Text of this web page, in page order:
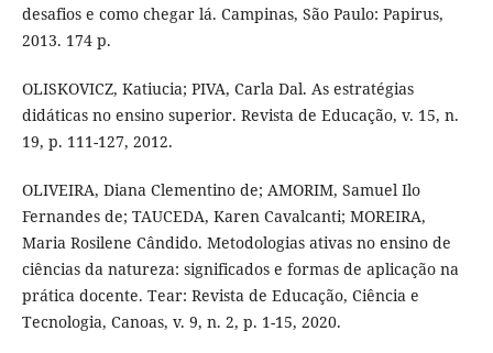
desafios e como chegar lá. Campinas, São Paulo: Papirus,
2013. 174 p.
OLISKOVICZ, Katiucia; PIVA, Carla Dal. As estratégias
didáticas no ensino superior. Revista de Educação, v. 15, n.
19, p. 111-127, 2012.
OLIVEIRA, Diana Clementino de; AMORIM, Samuel Ilo
Fernandes de; TAUCEDA, Karen Cavalcanti; MOREIRA,
Maria Rosilene Cândido. Metodologias ativas no ensino de
ciências da natureza: significados e formas de aplicação na
prática docente. Tear: Revista de Educação, Ciência e
Tecnologia, Canoas, v. 9, n. 2, p. 1-15, 2020.